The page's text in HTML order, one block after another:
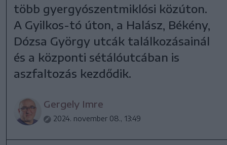
több gyergyószentmiklósi közúton.
A Gyilkos-tó úton, a Halász, Békény,
Dózsa György utcák találkozásainál
és a központi sétálóutcában is
aszfaltozás kezdődik.
Gergely Imre
2024. november 08., 13:49